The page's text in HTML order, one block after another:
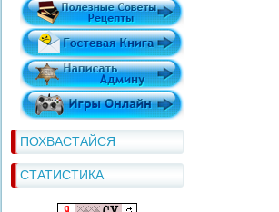
ПОХВАСТАЙСЯ
СТАТИСТИКА